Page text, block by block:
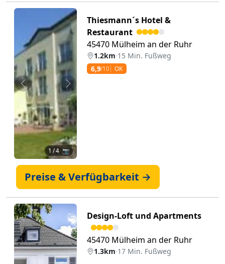
Zurück Weiter
1 / 4 📷
Thiesmann´s Hotel &
Restaurant
45470 Mülheim an der Ruhr
1.2km·15 Min. Fußweg
6,9/10 OK
Preise & Verfügbarkeit →
Design-Loft und Apartments
45470 Mülheim an der Ruhr
1.3km·17 Min. Fußweg